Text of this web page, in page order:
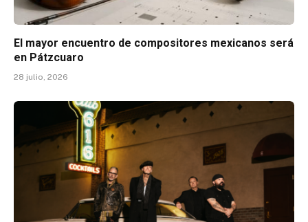
El mayor encuentro de compositores mexicanos será
en Pátzcuaro
28 julio, 2026